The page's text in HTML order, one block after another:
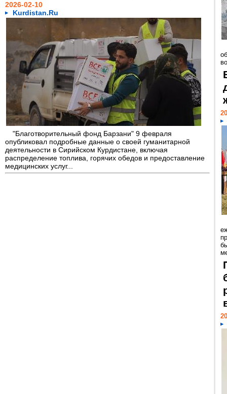
2026-02-10
Kurdistan.Ru
"Благотворительный фонд Барзани" 9 февраля
опубликовал подробные данные о своей гуманитарной
деятельности в Сирийском Курдистане, включая
распределение топлива, горячих обедов и предоставление
медицинских услуг...